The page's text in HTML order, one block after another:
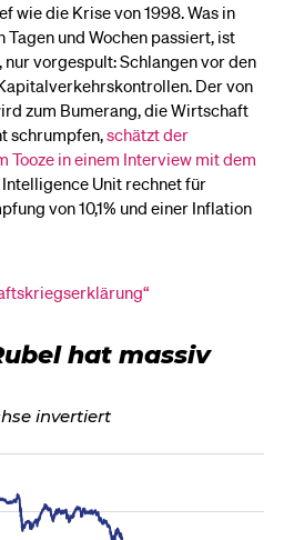
wie die Krise von 1998. Was in
Tagen und Wochen passiert, ist
vorgespult: Schlangen vor den
Der von
zum Bumerang, die Wirtschaft
schrumpfen,schätzt der
in einem Interview mit dem
Unit rechnet für
von 10,1% und einer Inflation